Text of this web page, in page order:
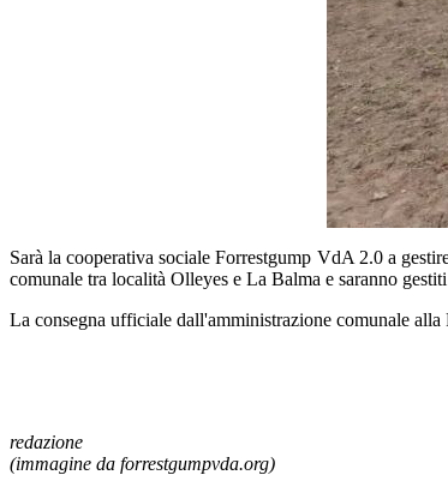
Sarà la cooperativa sociale Forrestgump VdA 2.0 a
comunale tra località Olleyes e La Balma e saranno
La consegna ufficiale dall'amministrazione comunale
redazione
(immagine da forrestgumpvda.org)